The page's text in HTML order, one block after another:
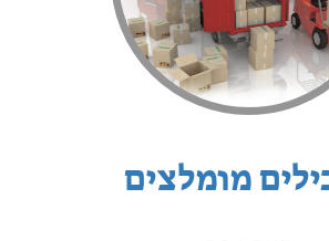
מומלצים